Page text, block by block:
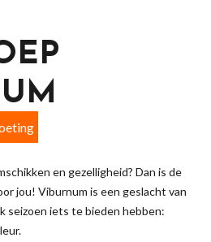
en gezelligheid? Dan is de
jou! Viburnum is een geslacht van
seizoen iets te bieden hebben: